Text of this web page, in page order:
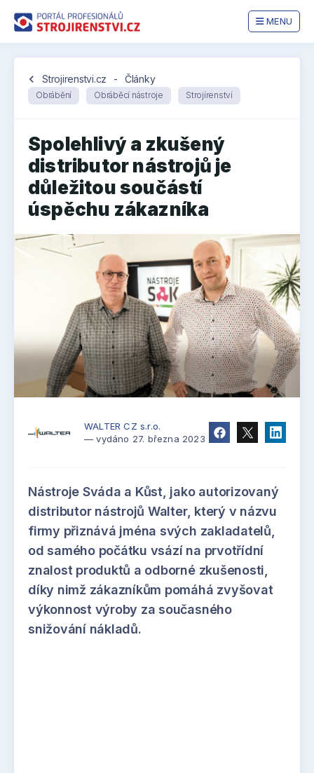
MENU
chevron_left Strojirenstvi.cz - Články
Obrábění Obráběcí nástroje Strojírenství
Spolehlivý a zkušený
distributor nástrojů je
důležitou součástí
úspěchu zákazníka
WALTER CZ s.r.o.
— vydáno 27. března 2023
Nástroje Sváda a Kůst, jako autorizovaný
distributor nástrojů Walter, který v názvu
firmy přiznává jména svých zakladatelů,
od samého počátku vsází na prvotřídní
znalost produktů a odborné zkušenosti,
díky nimž zákazníkům pomáhá zvyšovat
výkonnost výroby za současného
snižování nákladů.